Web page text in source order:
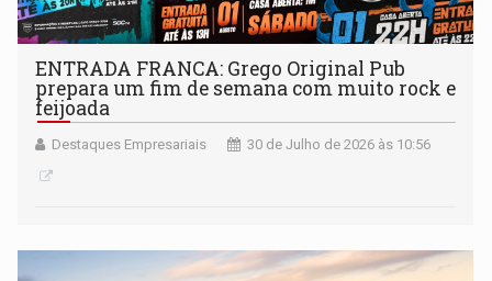
ENTRADA FRANCA: Grego Original Pub
prepara um fim de semana com muito rock e
feijoada
Destaques Empresariais 30 de Julho de 2026 às 10:56